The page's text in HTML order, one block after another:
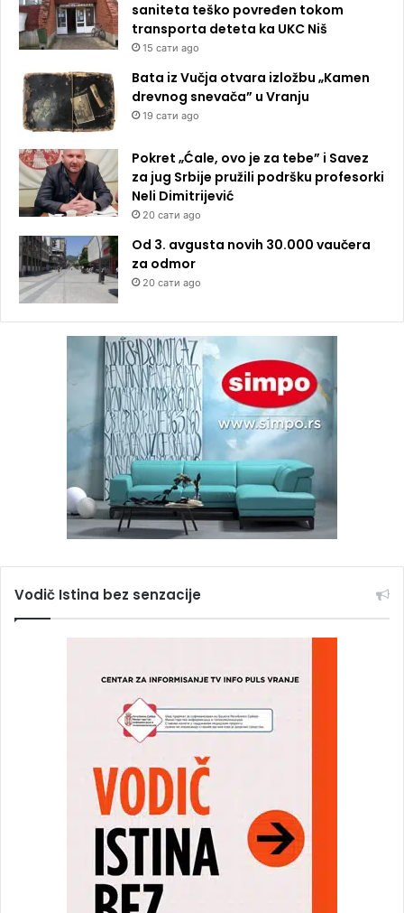
saniteta teško povređen tokom
transporta deteta ka UKC Niš
15 сати ago
Bata iz Vučja otvara izložbu „Kamen
drevnog snevača” u Vranju
19 сати ago
Pokret „Ćale, ovo je za tebe” i Savez
za jug Srbije pružili podršku profesorki
Neli Dimitrijević
20 сати ago
Od 3. avgusta novih 30.000 vaučera
za odmor
20 сати ago
Vodič Istina bez senzacije